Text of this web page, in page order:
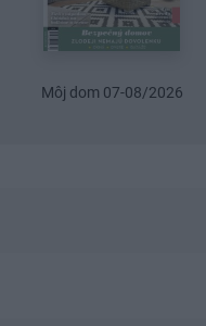
Môj dom 07-08/2026